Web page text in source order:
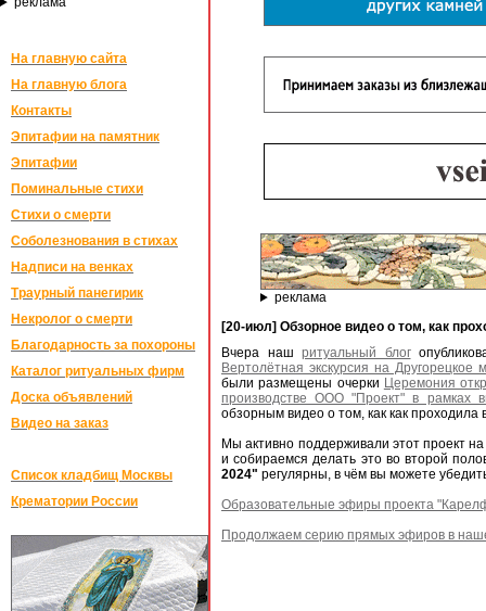
На главную сайта
На главную блога
Контакты
Эпитафии на памятник
Эпитафии
Поминальные стихи
Стихи о смерти
Соболезнования в стихах
Надписи на венках
Траурный панегирик
Некролог о смерти
Благодарность за похороны
Каталог ритуальных фирм
Доска объявлений
Видео на заказ
Список кладбищ Москвы
Крематории России
реклама
[20-июл] Обзорное видео о том, как
Вчера наш ритуальный блог
Вертолётная экскурсия на
были размещены очерки Церемония
производстве ООО "Проект" в рамках
обзорным видео о том, как как проходила
Мы активно поддерживали этот проект
и собираемся делать это во второй
2024" регулярны, в чём вы можете
Образовательные эфиры проекта
Продолжаем серию прямых эфиров в